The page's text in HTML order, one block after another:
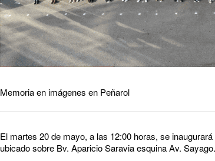
Memoria en imágenes en Peñarol
El martes 20 de mayo, a las 12:00 horas, se
ubicado sobre Bv. Aparicio Saravia esquina Av. Sayago.